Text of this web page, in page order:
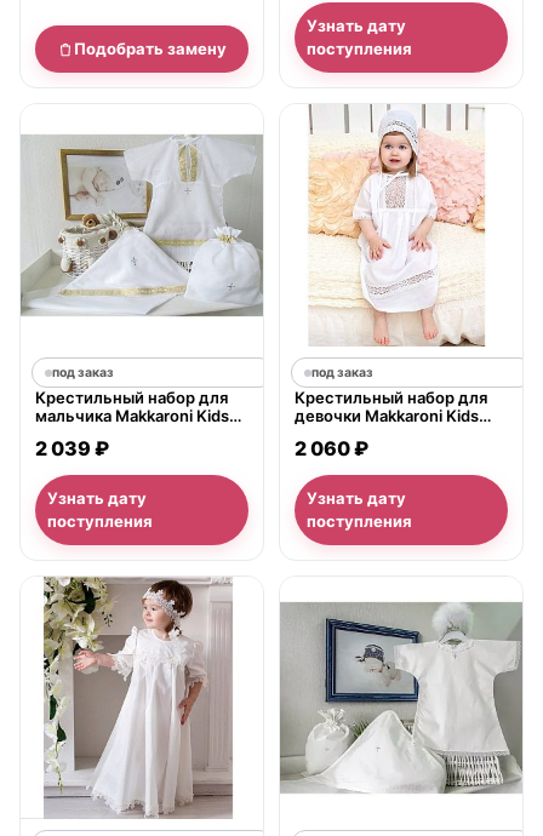
Подобрать замену
Узнать дату
поступления
под заказ
Крестильный набор для
мальчика Makkaroni Kids
предмета
2 039 ₽
Узнать дату
поступления
под заказ
Крестильный набор для
девочки Makkaroni Kids
2 060 ₽
Узнать дату
поступления